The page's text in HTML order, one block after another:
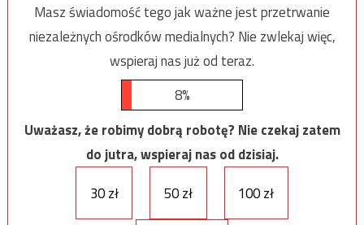
Masz świadomość tego jak ważne jest przetrwanie
niezależnych ośrodków medialnych? Nie zwlekaj więc,
wspieraj nas już od teraz.
8%
Uważasz, że robimy dobrą robotę? Nie czekaj zatem
do jutra, wspieraj nas od dzisiaj.
30 zł
50 zł 100 zł